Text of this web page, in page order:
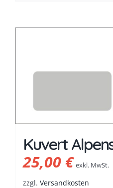
Kuvert
25,00€ exkl. MwSt.
zzgl. Versandkosten